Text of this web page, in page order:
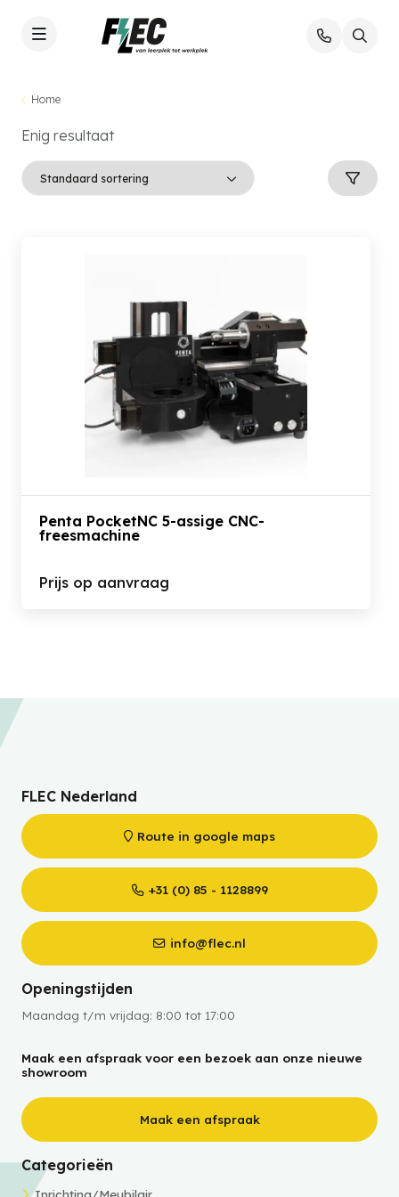
Home
Enig resultaat
Penta PocketNC 5-assige CNC-
freesmachine
Prijs op aanvraag
FLEC Nederland
Route in google maps
+31 (0) 85 - 1128899
info@flec.nl
Openingstijden
Maandag t/m vrijdag: 8:00 tot 17:00
Maak een afspraak voor een bezoek aan onze nieuwe
showroom
Maak een afspraak
Categorieën
Inrichting/Meubilair